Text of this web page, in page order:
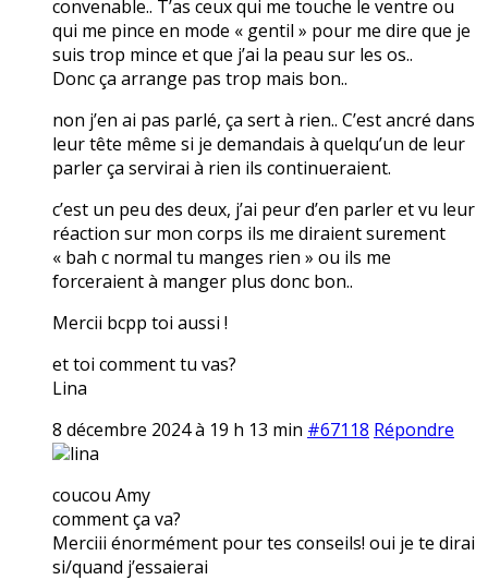
convenable.. T’as ceux qui me touche le ventre ou
qui me pince en mode « gentil » pour me dire que je
suis trop mince et que j’ai la peau sur les os..
Donc ça arrange pas trop mais bon..
non j’en ai pas parlé, ça sert à rien.. C’est ancré dans
leur tête même si je demandais à quelqu’un de leur
parler ça servirai à rien ils continueraient.
c’est un peu des deux, j’ai peur d’en parler et vu leur
réaction sur mon corps ils me diraient surement
« bah c normal tu manges rien » ou ils me
forceraient à manger plus donc bon..
Mercii bcpp toi aussi !
et toi comment tu vas?
Lina
8 décembre 2024 à 19 h 13 min #67118 Répondre
lina
coucou Amy
comment ça va?
Merciii énormément pour tes conseils! oui je te dirai
si/quand j’essaierai